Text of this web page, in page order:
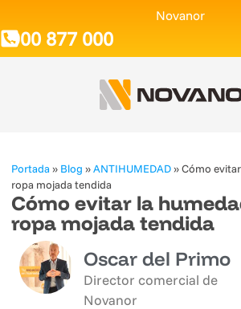
Novanor
900 877 000
Portada » Blog »ANTIHUMEDAD»Cómo
ropa mojada tendida
Cómo evitar la
ropa mojada tendida
Oscar del Primo
Director comercial de
Novanor